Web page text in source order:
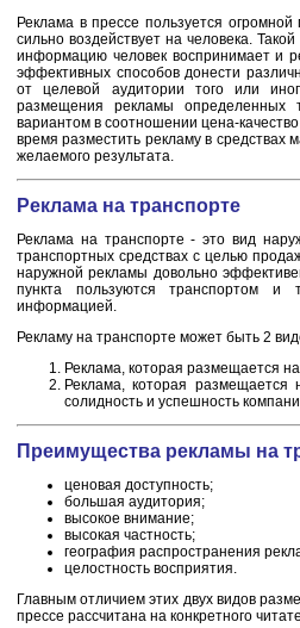
Реклама в прессе пользуется
сильно воздействует на человека.
информацию человек воспринимает и
эффективных способов донести
от целевой аудитории того или
размещения рекламы определенных
вариантом в соотношении цена-
время разместить рекламу в
желаемого результата.
Реклама на транспорте
Реклама на транспорте - это вид
транспортных средствах с целью
наружной рекламы довольно
пункта пользуются транспортом
информацией.
Рекламу на транспорте может быть 2
Реклама, которая размещается
Реклама, которая размещается
солидность и успешность
Преимущества рекламы на
ценовая доступность;
большая аудитория;
высокое внимание;
высокая частность;
география распространения
целостность восприятия.
Главным отличием этих двух видов
прессе рассчитана на конкретного